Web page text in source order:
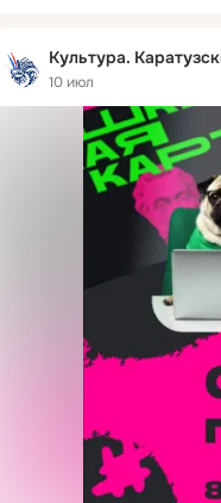
Культура.
10 июл